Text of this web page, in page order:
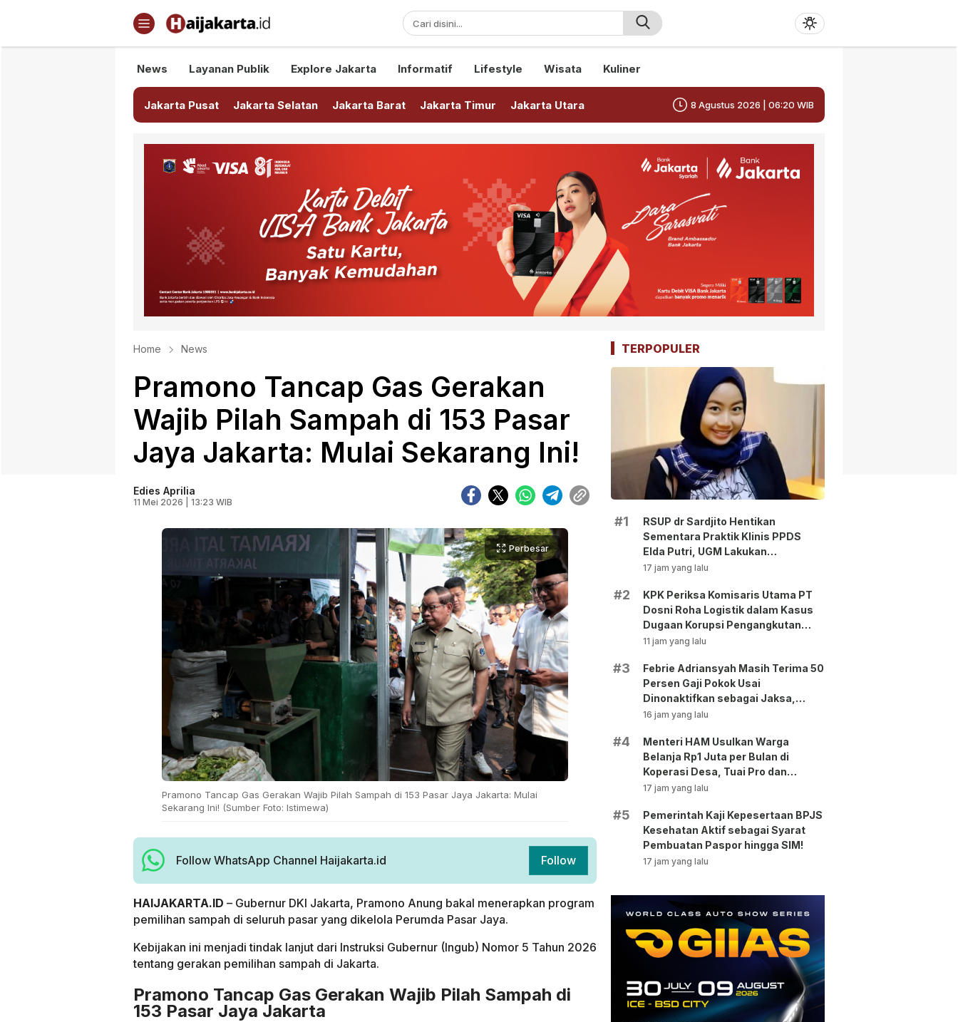
Haijakarta.id
Semua Tentang Jakarta Ada Disini!
News Layanan Publik Explore Jakarta Informatif Lifestyle Wisata Kuliner
Jakarta Pusat Jakarta Selatan Jakarta Barat Jakarta Timur Jakarta Utara 8 Agustus 2026 | 06:20 WIB
Home News
Pramono Tancap Gas Gerakan
Wajib Pilah Sampah di 153 Pasar
Jaya Jakarta: Mulai Sekarang Ini!
Edies Aprilia
11 Mei 2026 | 13:23 WIB
Perbesar
Pramono Tancap Gas Gerakan Wajib Pilah Sampah di 153 Pasar Jaya Jakarta: Mulai
Sekarang Ini! (Sumber Foto: Istimewa)
Follow WhatsApp Channel Haijakarta.id Follow
HAIJAKARTA.ID – Gubernur DKI Jakarta, Pramono Anung bakal menerapkan program
pemilihan sampah di seluruh pasar yang dikelola Perumda Pasar Jaya.
Kebijakan ini menjadi tindak lanjut dari Instruksi Gubernur (Ingub) Nomor 5 Tahun 2026
tentang gerakan pemilihan sampah di Jakarta.
Pramono Tancap Gas Gerakan Wajib Pilah Sampah di
153 Pasar Jaya Jakarta
TERPOPULER
#1
RSUP dr Sardjito Hentikan
Sementara Praktik Klinis PPDS
Elda Putri, UGM Lakukan
Investigasi!
17 jam yang lalu
#2
KPK Periksa Komisaris Utama PT
Dosni Roha Logistik dalam Kasus
Dugaan Korupsi Pengangkutan
Bansos!
11 jam yang lalu
#3
Febrie Adriansyah Masih Terima 50
Persen Gaji Pokok Usai
Dinonaktifkan sebagai Jaksa,
Tunjangan ASN Dihentikan!
16 jam yang lalu
#4
Menteri HAM Usulkan Warga
Belanja Rp1 Juta per Bulan di
Koperasi Desa, Tuai Pro dan
Kontra!
17 jam yang lalu
#5
Pemerintah Kaji Kepesertaan BPJS
Kesehatan Aktif sebagai Syarat
Pembuatan Paspor hingga SIM!
17 jam yang lalu